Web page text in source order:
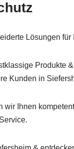
Lösungen für
Produkte
Kunden in
wir Ihnen